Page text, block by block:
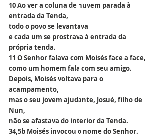
10 Ao ver a coluna de nuvem parada à
entrada da Tenda,
todo o povo se levantava
e cada um se prostrava à entrada da
própria tenda.
11 O Senhor falava com Moisés face a face,
como um homem fala com seu amigo.
Depois, Moisés voltava para o
acampamento,
mas o seu jovem ajudante, Josué, filho de
Nun,
não se afastava do interior da Tenda.
34,5b Moisés invocou o nome do Senhor.